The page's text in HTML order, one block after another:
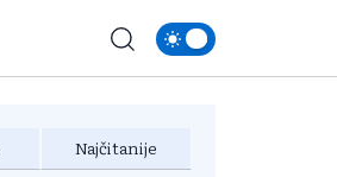
Najčitanije